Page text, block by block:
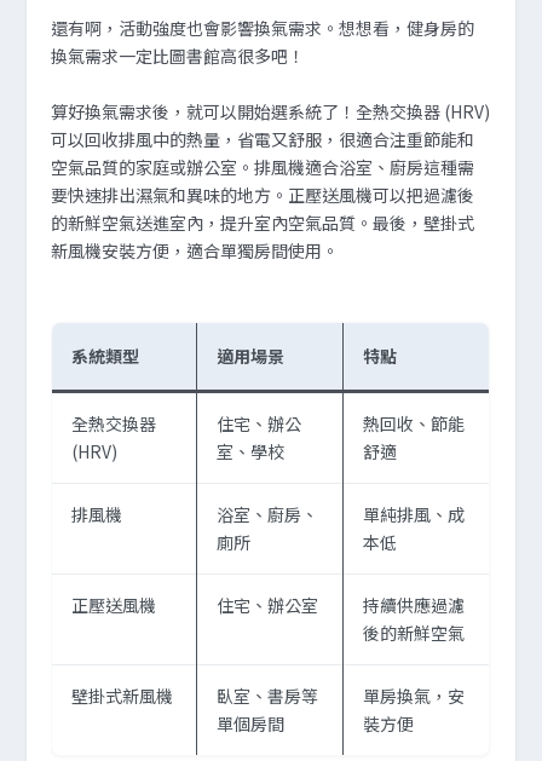
還有啊，活動強度也會影響換氣需求。想想看，健身房的
換氣需求一定比圖書館高很多吧！
算好換氣需求後，就可以開始選系統了！全熱交換器 (HRV)
可以回收排風中的熱量，省電又舒服，很適合注重節能和
空氣品質的家庭或辦公室。排風機適合浴室、廚房這種需
要快速排出濕氣和異味的地方。正壓送風機可以把過濾後
的新鮮空氣送進室內，提升室內空氣品質。最後，壁掛式
新風機安裝方便，適合單獨房間使用。
系統類型 適用場景 特點
全熱交換器
(HRV)
住宅、辦公
室、學校
熱回收、節能
舒適
排風機
浴室、廚房、
廁所
單純排風、成
本低
正壓送風機 住宅、辦公室
持續供應過濾
後的新鮮空氣
壁掛式新風機
臥室、書房等
單個房間
單房換氣，安
裝方便